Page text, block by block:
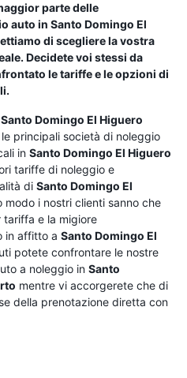
parte delle
auto in Santo Domingo El
di scegliere la vostra
Decidete voi stessi da
le tariffe e le opzioni di
Santo Domingo El Higuero
principali società di noleggio
in Santo Domingo El Higuero
tariffe di noleggio e
di Santo Domingo El
modo i nostri clienti sanno che
tariffa e la migiore
in affitto a Santo Domingo El
potete confrontare le nostre
a noleggio in Santo
mentre vi accorgerete che di
della prenotazione diretta con